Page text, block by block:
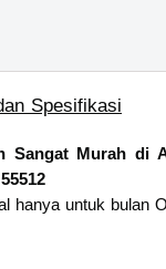
Spesifikasi
Sangat Murah di
hanya untuk bulan